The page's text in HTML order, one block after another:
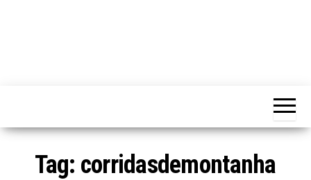
Tag: corridasdemontanha